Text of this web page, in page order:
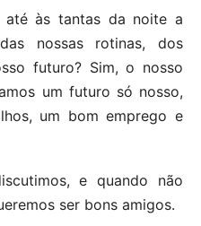
até às tantas da noite a
nossas rotinas, dos
futuro? Sim, o nosso
um futuro só nosso,
um bom emprego e
e quando não
ser bons amigos.